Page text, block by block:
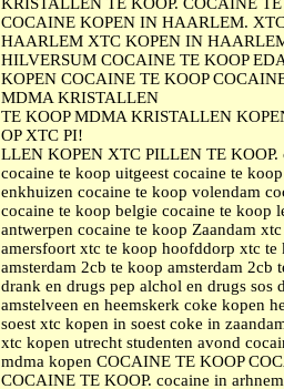
COCAINE KOPEN IN HAARLEM.
HAARLEM XTC KOPEN IN
HILVERSUM COCAINE TE KOOP
KOPEN COCAINE TE KOOP
MDMA KRISTALLEN
TE KOOP MDMA KRISTALLEN
OP XTC PI!
LLEN KOPEN XTC PILLEN TE KOOP.
cocaine te koop uitgeest cocaine te
enkhuizen cocaine te koop volendam
cocaine te koop belgie cocaine te koop
antwerpen cocaine te koop Zaandam
amersfoort xtc te koop hoofddorp xtc te
amsterdam 2cb te koop amsterdam 2cb
drank en drugs pep alchol en drugs sos
amstelveen en heemskerk coke kopen
soest xtc kopen in soest coke in
xtc kopen utrecht studenten avond
mdma kopen COCAINE TE KOOP
COCAINE TE KOOP. cocaine in